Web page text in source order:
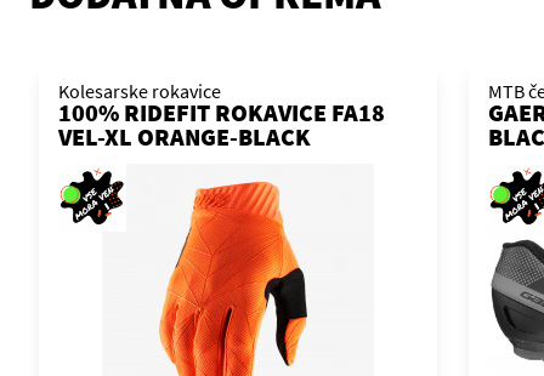
Kolesarske rokavice
100% RIDEFIT ROKAVICE FA18
VEL-XL ORANGE-BLACK
MTB